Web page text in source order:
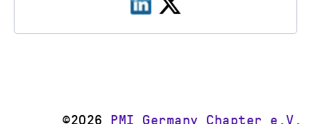
©2026 PMI Germany Chapter e.V.